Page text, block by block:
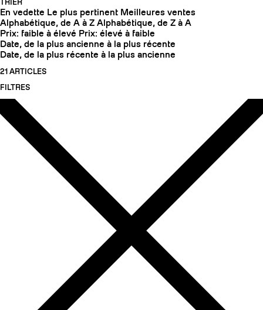
TRIER
En vedette Le plus pertinent Meilleures ventes
Alphabétique, de A à Z Alphabétique, de Z à A
Prix: faible à élevé Prix: élevé à faible
Date, de la plus ancienne à la plus récente
Date, de la plus récente à la plus ancienne
21 ARTICLES
FILTRES